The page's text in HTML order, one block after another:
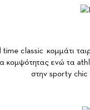
classic κομμάτι
κομψότητας ενώ τα
στην sporty chic